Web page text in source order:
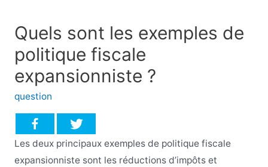
Quels sont les exemples de
politique fiscale
expansionniste ?
question
Les deux principaux exemples de politique fiscale
expansionniste sont les réductions d’impôts et